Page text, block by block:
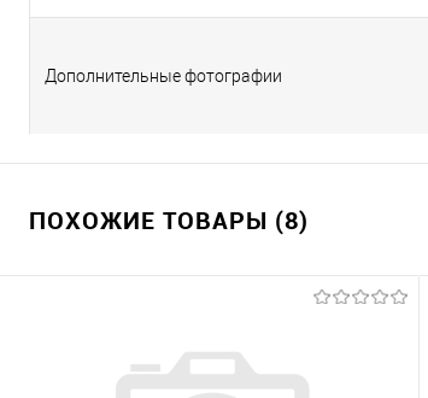
Дополнительные фотографии
ПОХОЖИЕ ТОВАРЫ (8)